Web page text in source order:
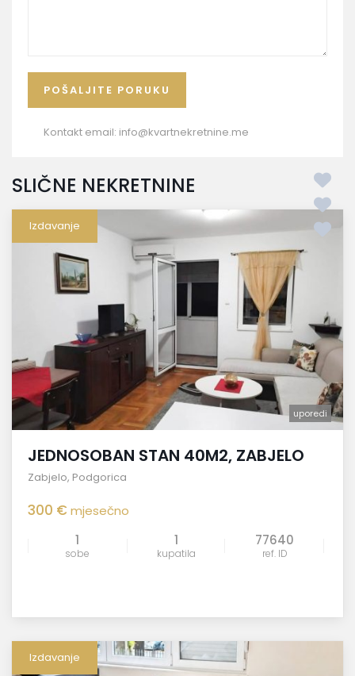
Kontakt email: info@kvartnekretnine.me
SLIČNE NEKRETNINE
Izdavanje
uporedi
JEDNOSOBAN STAN 40M2, ZABJELO
Zabjelo, Podgorica
300 €mjesečno
1
sobe
1
kupatila
77640
ref. ID
Izdavanje